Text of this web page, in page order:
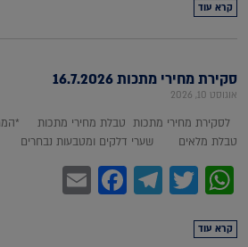
קרא עוד
סקירת מחירי מתכות 16.7.2026
אוגוסט 10, 2026
לסקירת מחירי מתכות טבלת מחירי מתכות
טבלת מלאים שערי דלקים ומטבעות נבחרים
WhatsApp
Twitter
Telegram
קרא עוד